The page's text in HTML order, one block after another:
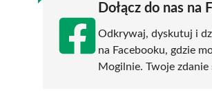
Dołącz do nas na
Odkrywaj, dyskutuj i
na Facebooku, gdzie
Mogilnie. Twoje zdanie